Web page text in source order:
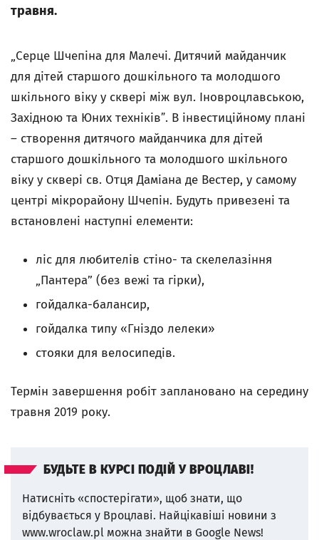
травня.
„Серце Шчепіна для Малечі. Дитячий майданчик
для дітей старшого дошкільного та молодшого
шкільного віку у сквері між вул. Іновроцлавською,
Західною та Юних техніківˮ. В інвестиційному плані
– створення дитячого майданчика для дітей
старшого дошкільного та молодшого шкільного
віку у сквері св. Отця Даміана де Вестер, у самому
центрі мікрорайону Шчепін. Будуть привезені та
встановлені наступні елементи:
ліс для любителів стіно- та скелелазіння
„Пантера” (без вежі та гірки),
гойдалка-балансир,
гойдалка типу «Гніздо лелеки»
стояки для велосипедів.
Термін завершення робіт заплановано на середину
травня 2019 року.
БУДЬТЕ В КУРСІ ПОДІЙ У ВРОЦЛАВІ!
Натисніть «спостерігати», щоб знати, що
відбувається у Вроцлаві. Найцікавіші новини з
www.wroclaw.pl можна знайти в Google News!